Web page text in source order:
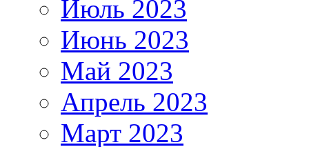
Июль 2023
Июнь 2023
Май 2023
Апрель 2023
Март 2023